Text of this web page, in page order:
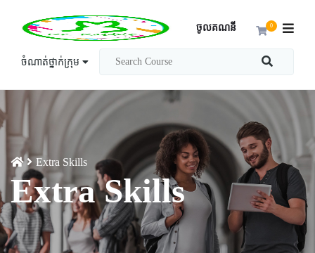
ចំណាត់ថ្នាក់ក្រុម
0
ចូលគណនី
Extra Skills
Extra Skills